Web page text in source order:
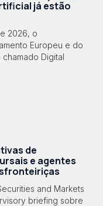
já estão
2026, o
Europeu e do
Digital
de
e agentes
and Markets
briefing sobre